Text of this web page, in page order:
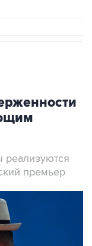
реализуются
премьер